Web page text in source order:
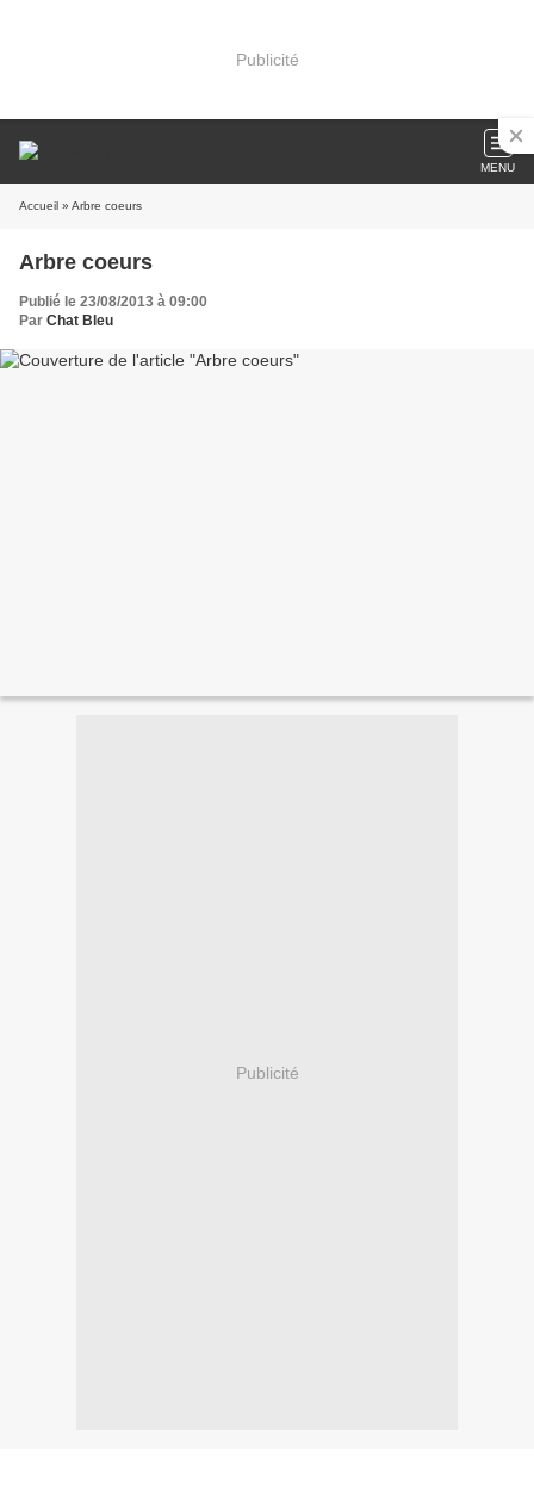
Publicité
MENU
Accueil » Arbre coeurs
Arbre coeurs
Publié le 23/08/2013 à 09:00
Par Chat Bleu
Publicité